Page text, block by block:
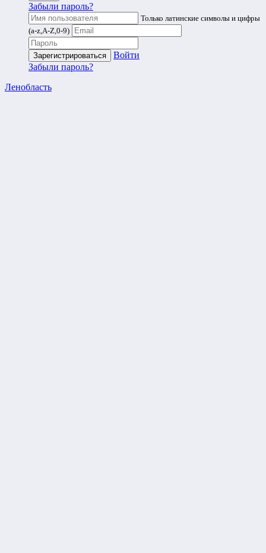
Забыли пароль?
Только латинские символы и цифры
(a-z,A-Z,0-9)
Войти
Забыли пароль?
Ленобласть